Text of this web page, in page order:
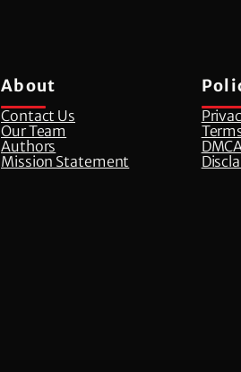
About
Contact Us
Our Team
Authors
Mission Statement